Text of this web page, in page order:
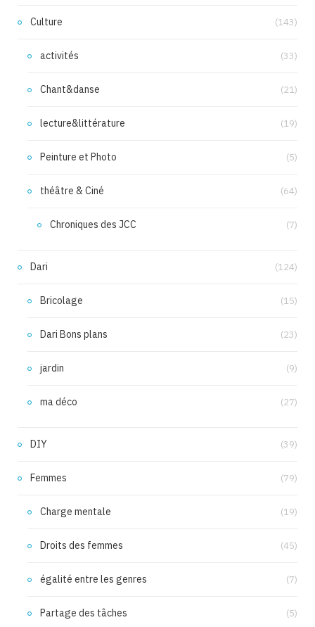
Culture (143)
activités (33)
Chant&danse (21)
lecture&littérature (19)
Peinture et Photo (5)
théâtre & Ciné (64)
Chroniques des JCC (7)
Dari (124)
Bricolage (15)
Dari Bons plans (23)
jardin (9)
ma déco (27)
DIY (39)
Femmes (79)
Charge mentale (19)
Droits des femmes (45)
égalité entre les genres (7)
Partage des tâches (5)